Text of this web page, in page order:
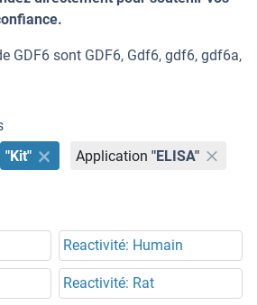
GDF6 sont GDF6, Gdf6, gdf6, gdf6a,
"Kit" Application "ELISA"
Reactivité: Humain
Reactivité: Rat